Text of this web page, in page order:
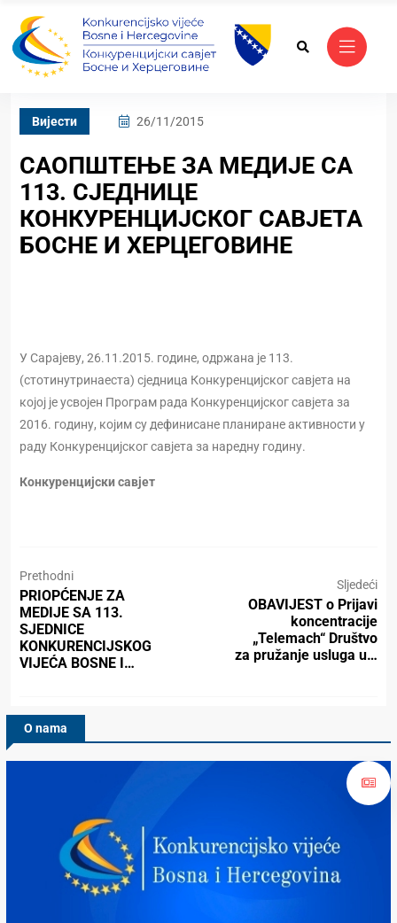
Вијести 26/11/2015
САОПШТЕЊЕ ЗА МЕДИЈЕ СА
113. СЈЕДНИЦЕ
КОНКУРЕНЦИЈСКОГ САВЈЕТА
БОСНЕ И ХЕРЦЕГОВИНЕ
У Сарајеву, 26.11.2015. године, одржана је 113.
(стотинутринаеста) сједница Конкуренцијског савјета на
којој је усвојен Програм рада Конкуренцијског савјета за
2016. годину, којим су дефинисане планиране активности у
раду Конкуренцијског савјета за наредну годину.
Конкуренцијски савјет
Prethodni
PRIOPĆENJE ZA
MEDIJE SA 113.
SJEDNICE
KONKURENCIJSKOG
VIJEĆA BOSNE I…
Sljedeći
OBAVIJEST o Prijavi
koncentracije
„Telemach“ Društvo
za pružanje usluga u…
O nama